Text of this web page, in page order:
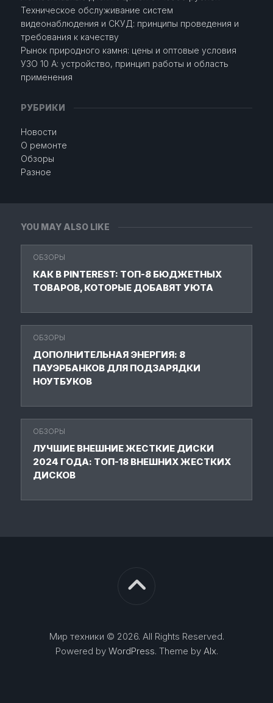
YOU MAY ALSO LIKE
ОБЗОРЫ
КАК В PINTEREST: ТОП-8 БЮДЖЕТНЫХ
ТОВАРОВ, КОТОРЫЕ ДОБАВЯТ УЮТА
ОБЗОРЫ
ДОПОЛНИТЕЛЬНАЯ ЭНЕРГИЯ: 8
ПАУЭРБАНКОВ ДЛЯ ПОДЗАРЯДКИ
НОУТБУКОВ
ОБЗОРЫ
ЛУЧШИЕ ВНЕШНИЕ ЖЕСТКИЕ ДИСКИ
2024 ГОДА: ТОП-18 ВНЕШНИХ ЖЕСТКИХ
ДИСКОВ
Техническое обслуживание систем
видеонаблюдения и СКУД: принципы проведения и
требования к качеству
Рынок природного камня: цены и оптовые условия
УЗО 10 А: устройство, принцип работы и область
применения
РУБРИКИ
Новости
О ремонте
Обзоры
Разное
Мир техники © 2026. All Rights Reserved.
Powered by WordPress. Theme by Alx.